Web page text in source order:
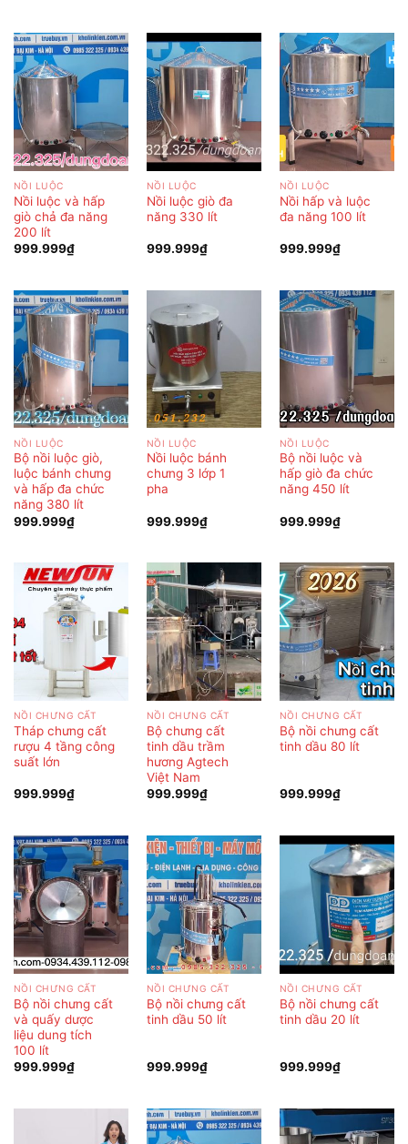
NỒI LUỘC
Nồi luộc và hấp
giò chả đa năng
200 lít
999.999₫
NỒI LUỘC
Nồi luộc giò đa
năng 330 lít
999.999₫
NỒI LUỘC
Nồi hấp và luộc
đa năng 100 lít
999.999₫
NỒI LUỘC
Bộ nồi luộc giò,
luộc bánh chưng
và hấp đa chức
năng 380 lít
999.999₫
NỒI LUỘC
Nồi luộc bánh
chưng 3 lớp 1
pha
999.999₫
NỒI LUỘC
Bộ nồi luộc và
hấp giò đa chức
năng 450 lít
999.999₫
NỒI CHƯNG CẤT
Tháp chưng cất
rượu 4 tầng công
suất lớn
999.999₫
NỒI CHƯNG CẤT
Bộ chưng cất
tinh dầu trầm
hương Agtech
Việt Nam
999.999₫
NỒI CHƯNG CẤT
Bộ nồi chưng cất
tinh dầu 80 lít
999.999₫
NỒI CHƯNG CẤT
Bộ nồi chưng cất
và quấy dược
liệu dung tích
100 lít
999.999₫
NỒI CHƯNG CẤT
Bộ nồi chưng cất
tinh dầu 50 lít
999.999₫
NỒI CHƯNG CẤT
Bộ nồi chưng cất
tinh dầu 20 lít
999.999₫